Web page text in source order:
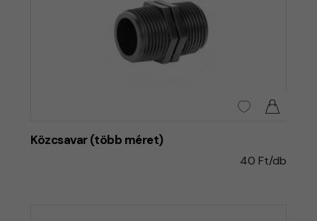
Közcsavar (több méret)
40 Ft/db